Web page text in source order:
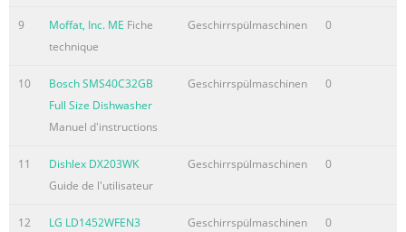
9 Moffat, Inc. ME Fiche
technique
Geschirrspülmaschinen 0
10
Bosch SMS40C32GB
Full Size Dishwasher
Manuel d'instructions
Geschirrspülmaschinen 0
11
Dishlex DX203WK
Guide de l'utilisateur
Geschirrspülmaschinen 0
12
LG LD1452WFEN3
Geschirrspülmaschinen 0